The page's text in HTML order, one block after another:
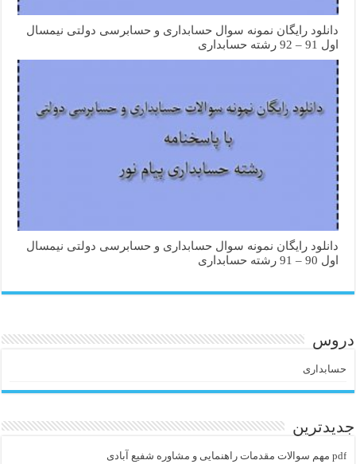
دانلود رایگان نمونه سوال حسابداری و حسابرسی دولتی نیمسال
اول 91 – 92 رشته حسابداری
دانلود رایگان نمونه سوال حسابداری و حسابرسی دولتی نیمسال
اول 90 – 91 رشته حسابداری
دروس
حسابداری
جدیدترین
pdf مهم سوالات مقدمات راهنمایی و مشاوره شفیع آبادی